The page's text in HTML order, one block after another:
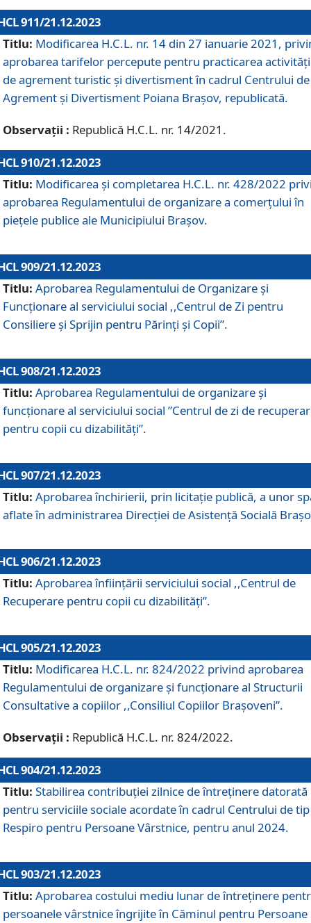
911/21.12.2023
Titlu: Modificarea H.C.L. nr. 14 din 27 ianuarie 2021,
aprobarea tarifelor percepute pentru practicarea
de agrement turistic și divertisment în cadrul Centrului de
Agrement și Divertisment Poiana Brașov, republicată.
Observații : Republică H.C.L. nr. 14/2021.
910/21.12.2023
Titlu: Modificarea și completarea H.C.L. nr. 428/2022
aprobarea Regulamentului de organizare a comerțului în
piețele publice ale Municipiului Braşov.
909/21.12.2023
Titlu: Aprobarea Regulamentului de Organizare și
Funcționare al serviciului social ,,Centrul de Zi pentru
Consiliere şi Sprijin pentru Părinţi şi Copii”.
908/21.12.2023
Titlu: Aprobarea Regulamentului de organizare şi
funcţionare al serviciului social ”Centrul de zi de
pentru copii cu dizabilități”.
907/21.12.2023
Titlu: Aprobarea închirierii, prin licitație publică, a unor
aflate în administrarea Direcției de Asistență Socială
906/21.12.2023
Titlu: Aprobarea înființării serviciului social ,,Centrul de
Recuperare pentru copii cu dizabilități”.
905/21.12.2023
Titlu: Modificarea H.C.L. nr. 824/2022 privind aprobarea
Regulamentului de organizare şi funcţionare al Structurii
Consultative a copiilor ,,Consiliul Copiilor Braşoveni”.
Observații : Republică H.C.L. nr. 824/2022.
904/21.12.2023
Titlu: Stabilirea contribuţiei zilnice de întreținere datorată
pentru serviciile sociale acordate în cadrul Centrului de tip
Respiro pentru Persoane Vârstnice, pentru anul 2024.
903/21.12.2023
Titlu: Aprobarea costului mediu lunar de întreţinere
persoanele vârstnice îngrijite în Căminul pentru Persoane